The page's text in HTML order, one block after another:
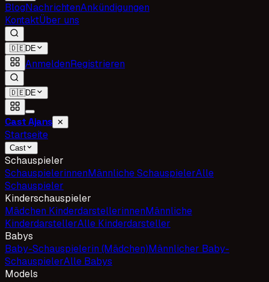
BlogNachrichtenAnkündigungen
KontaktÜber uns
🇩🇪DE
AnmeldenRegistrieren
🇩🇪DE
Cast Ajans ✕
Startseite
Cast
Schauspieler
SchauspielerinnenMännliche SchauspielerAlle
Schauspieler
Kinderschauspieler
Mädchen KinderdarstellerinnenMännliche
KinderdarstellerAlle Kinderdarsteller
Babys
Baby-Schauspielerin (Mädchen)Männlicher Baby-
SchauspielerAlle Babys
Models